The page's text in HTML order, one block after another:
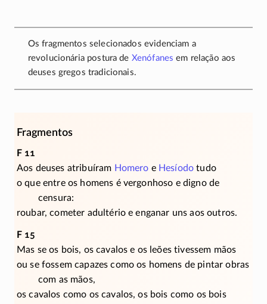
Os fragmentos selecionados evidenciam a
revolucionária postura de Xenófanes em relação aos
deuses gregos tradicionais.
Fragmentos
F 11
Aos deuses atribuíram Homero e Hesíodo tudo
o que entre os homens é vergonhoso e digno de
censura:
roubar, cometer adultério e enganar uns aos outros.
F 15
Mas se os bois, os cavalos e os leões tivessem mãos
ou se fossem capazes como os homens de pintar obras
com as mãos,
os cavalos como os cavalos, os bois como os bois